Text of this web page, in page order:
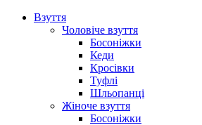
Взуття
Чоловіче взуття
Босоніжки
Кеди
Кросівки
Туфлі
Шльопанці
Жіноче взуття
Босоніжки